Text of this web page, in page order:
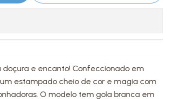
doçura e encanto! Confeccionado em
estampado cheio de cor e magia com
O modelo tem gola branca em